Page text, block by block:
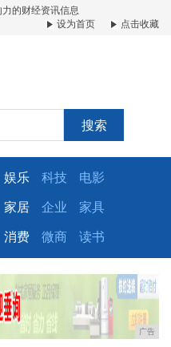
的财经资讯信息
设为首页
点击收藏
搜索
娱乐 科技 电影
家居 企业 家具
消费 微商 读书
广告